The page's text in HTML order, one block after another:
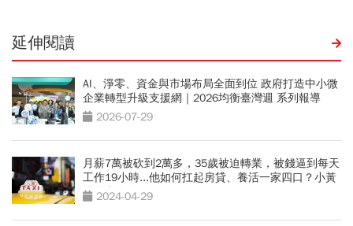
延伸閱讀
AI、淨零、資金與市場布局全面到位 政府打造中小微
企業轉型升級支援網｜2026均衡臺灣週 系列報導
2026-07-29
月薪7萬被砍到2萬多，35歲被迫轉業，被錢逼到每天
工作19小時...他如何扛起房貸、養活一家四口？小黃
運將翻身啟示
2024-04-29